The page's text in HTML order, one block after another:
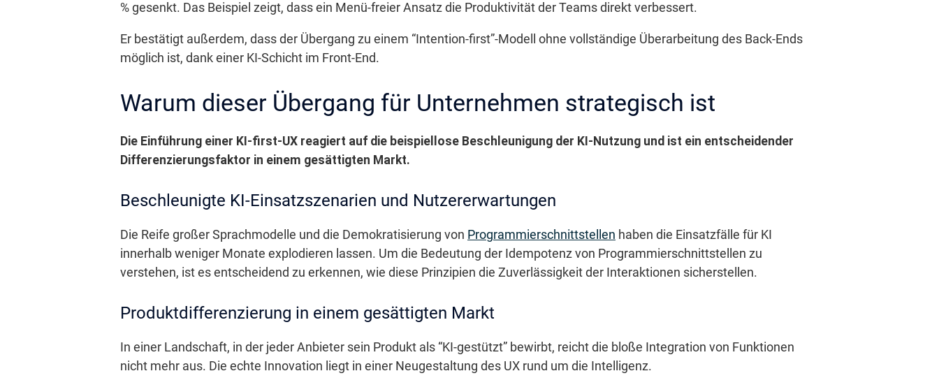
% gesenkt. Das Beispiel zeigt, dass ein Menü-freier Ansatz die Produktivität der Teams direkt verbessert.
Er bestätigt außerdem, dass der Übergang zu einem “Intention-first”-Modell ohne vollständige Überarbeitung des Back-Ends
möglich ist, dank einer KI-Schicht im Front-End.
Warum dieser Übergang für Unternehmen strategisch ist
Die Einführung einer KI-first-UX reagiert auf die beispiellose Beschleunigung der KI-Nutzung und ist ein entscheidender
Differenzierungsfaktor in einem gesättigten Markt.
Beschleunigte KI-Einsatzszenarien und Nutzererwartungen
Die Reife großer Sprachmodelle und die Demokratisierung von Programmierschnittstellen haben die Einsatzfälle für KI
innerhalb weniger Monate explodieren lassen. Um die Bedeutung der Idempotenz von Programmierschnittstellen zu
verstehen, ist es entscheidend zu erkennen, wie diese Prinzipien die Zuverlässigkeit der Interaktionen sicherstellen.
Produktdifferenzierung in einem gesättigten Markt
In einer Landschaft, in der jeder Anbieter sein Produkt als “KI-gestützt” bewirbt, reicht die bloße Integration von Funktionen
nicht mehr aus. Die echte Innovation liegt in einer Neugestaltung des UX rund um die Intelligenz.